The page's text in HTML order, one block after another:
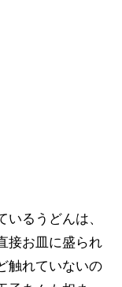
いるうどんは、
接お皿に盛られ
触れていないの